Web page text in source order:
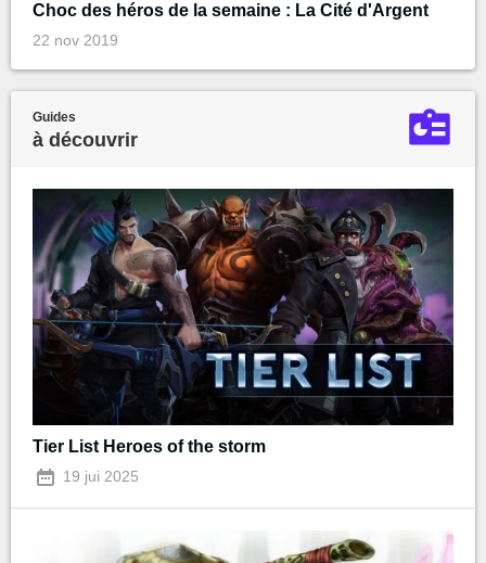
Choc des héros de la semaine : La Cité d'Argent
22 nov 2019
Guides
à découvrir
Tier List Heroes of the storm
19 jui 2025